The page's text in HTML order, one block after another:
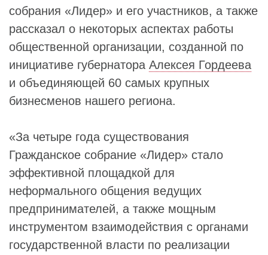
собрания «Лидер» и его участников, а также
рассказал о некоторых аспектах работы
общественной организации, созданной по
инициативе губернатора Алексея Гордеева
и объединяющей 60 самых крупных
бизнесменов нашего региона.
«За четыре года существования
Гражданское собрание «Лидер» стало
эффективной площадкой для
неформального общения ведущих
предпринимателей, а также мощным
инструментом взаимодействия с органами
государственной власти по реализации